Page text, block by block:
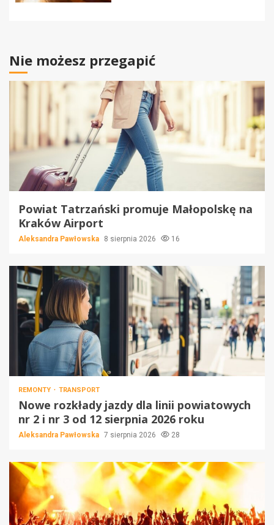
Nie możesz przegapić
Powiat Tatrzański promuje Małopolskę na
Kraków Airport
Aleksandra Pawłowska 8 sierpnia 2026 16
REMONTY TRANSPORT
Nowe rozkłady jazdy dla linii powiatowych
nr 2 i nr 3 od 12 sierpnia 2026 roku
Aleksandra Pawłowska 7 sierpnia 2026 28